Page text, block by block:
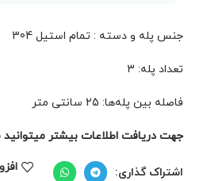
جنس پله و دسته : تمام استیل 304
تعداد پله: 3
فاصله بین پله‌ها: 25 سانتی متر
جهت دریافت اطلاعات بیشتر میتوانید
اشتراک گذاری: